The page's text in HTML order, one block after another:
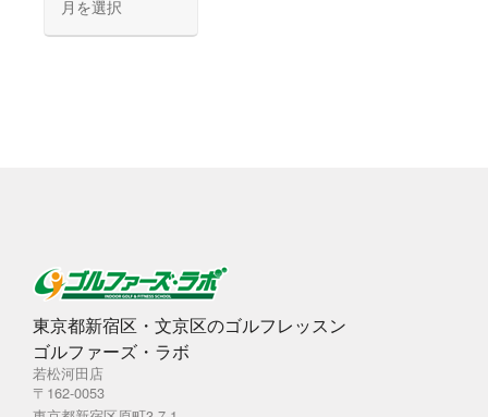
カ
東京都新宿区・文京区のゴルフレッスン
ゴルファーズ・ラボ
若松河田店
〒162-0053